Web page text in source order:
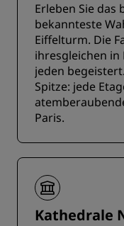
Erleben Sie
bekannteste
Eiffelturm. Die
ihresgleichen in
jeden
Spitze: jede
Paris.
Kathedrale